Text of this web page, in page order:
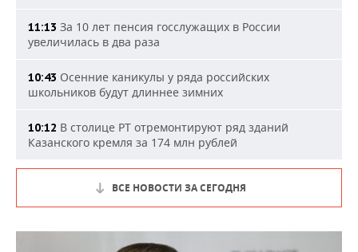
11:13 За 10 лет пенсия госслужащих в России
увеличилась в два раза
10:43 Осенние каникулы у ряда российских
школьников будут длиннее зимних
10:12 В столице РТ отремонтируют ряд зданий
Казанского кремля за 174 млн рублей
ВСЕ НОВОСТИ ЗА СЕГОДНЯ